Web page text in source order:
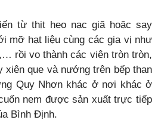
từ thịt heo nạc giã hoặc say
mỡ hạt liệu cùng các gia vị như
rồi vo thành các viên tròn tròn,
xiên que và nướng trên bếp than
Quy Nhơn khác ở nơi khác ở
nem được sản xuất trực tiếp
Bình Định.